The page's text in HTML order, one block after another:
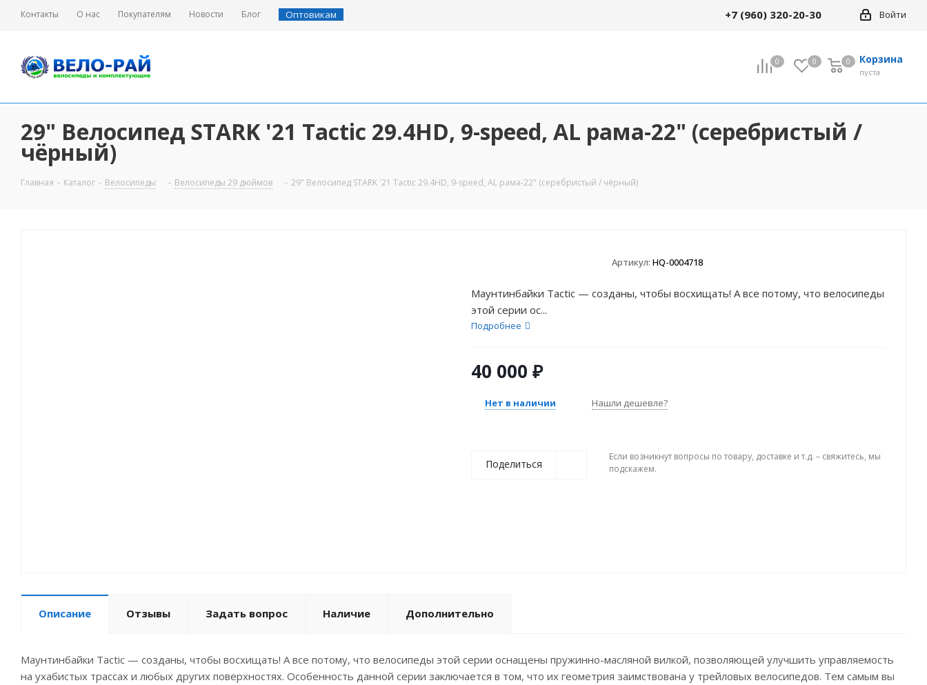
Контакты О нас Покупателям Новости Блог Оптовикам Войти
+7 (960) 320-20-30
0 0 Корзина
0
пуста
0
29" Велосипед STARK '21 Tactic 29.4HD, 9-speed, AL рама-22" (серебристый /
чёрный)
Главная - Каталог - Велосипеды - Велосипеды 29 дюймов - 29" Велосипед STARK '21 Tactic 29.4HD, 9-speed, AL рама-22" (серебристый / чёрный)
Артикул: HQ-0004718
Маунтинбайки Tactic — созданы, чтобы восхищать! А все потому, что велосипеды
этой серии ос...
Подробнее
40 000 ₽
Нет в наличии Нашли дешевле?
Поделиться
Если возникнут вопросы по товару, доставке и т.д. – свяжитесь, мы
подскажем.
Описание Отзывы Задать вопрос Наличие Дополнительно
Маунтинбайки Tactic — созданы, чтобы восхищать! А все потому, что велосипеды этой серии оснащены пружинно-масляной вилкой, позволяющей улучшить управляемость
на ухабистых трассах и любых других поверхностях. Особенность данной серии заключается в том, что их геометрия заимствована у трейловых велосипедов. Тем самым вы